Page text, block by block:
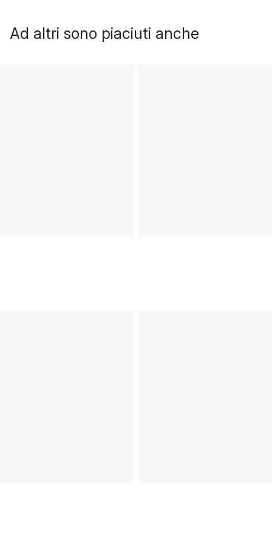
Ad altri sono piaciuti anche